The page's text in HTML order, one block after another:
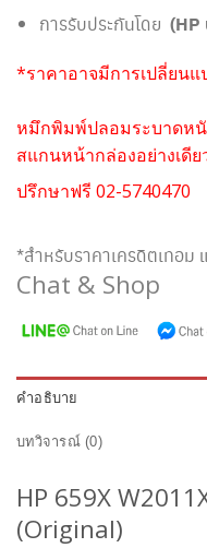
การรับประกันโดย (HP
*ราคาอาจมีการเปลี่ยน
หมึกพิมพ์ปลอมระบาดหนั
สแกนหน้ากล่องอย่างเดีย
ปรึกษาฟรี 02-5740470
*สำหรับราคาเครดิตเทอม
Chat & Shop
คำอธิบาย
บทวิจารณ์ (0)
HP 659X
(Original)